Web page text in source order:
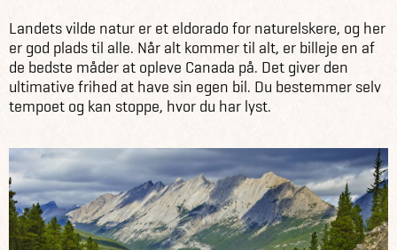
Landets vilde natur er et eldorado for naturelskere, og her
er god plads til alle. Når alt kommer til alt, er billeje en af
de bedste måder at opleve Canada på. Det giver den
ultimative frihed at have sin egen bil. Du bestemmer selv
tempoet og kan stoppe, hvor du har lyst.